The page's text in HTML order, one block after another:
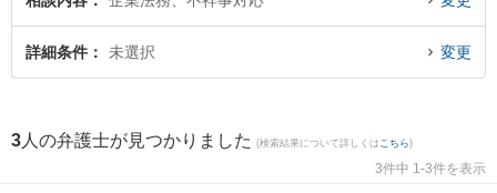
ブルを今すぐに弁護士に相談したい』『不祥事対応のトラブル解決の実績豊富
な近くの弁護士を検索したい』『初回相談無料で不祥事対応を法律相談できる
室蘭市内の弁護士に相談予約したい』などでお困りの相談者さんにおすすめで
詳細条件 未選択 変更
3 人の弁護士が見つかりました (検索結果について詳しくは こちら)
3件中 1-3件を表示